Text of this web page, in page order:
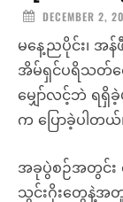
DECEMBER 2,
မနေ့ညပိုင်း၊ အန်
အိမ်ရှင်ပရိသတ်တွ
မျှော်လင့်ဘဲ ရရှိ
က ပြောခဲ့ပါတယ်
အခုပွဲစဉ်အတွင်း
သွင်းဂိုးတွေနဲ့အ